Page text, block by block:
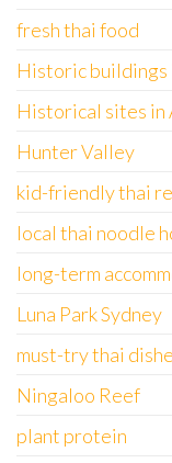
fresh thai food
Historic buildings
Historical sites in
Hunter Valley
kid-friendly thai
local thai noodle
long-term
Luna Park Sydney
must-try thai
Ningaloo Reef
plant protein